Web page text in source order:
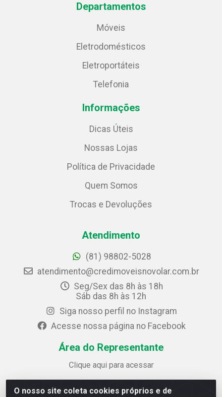
O nosso site coleta cookies próprios e de
Departamentos
Móveis
Eletrodomésticos
Eletroportáteis
Telefonia
Informações
Dicas Úteis
Nossas Lojas
Política de Privacidade
Quem Somos
Trocas e Devoluções
Atendimento
(81) 98802-5028
atendimento@credimoveisnovolar.com.br
Seg/Sex das 8h às 18h
Sáb das 8h às 12h
Siga nosso perfil no Instagram
Acesse nossa página no Facebook
Área do Representante
Clique aqui para acessar